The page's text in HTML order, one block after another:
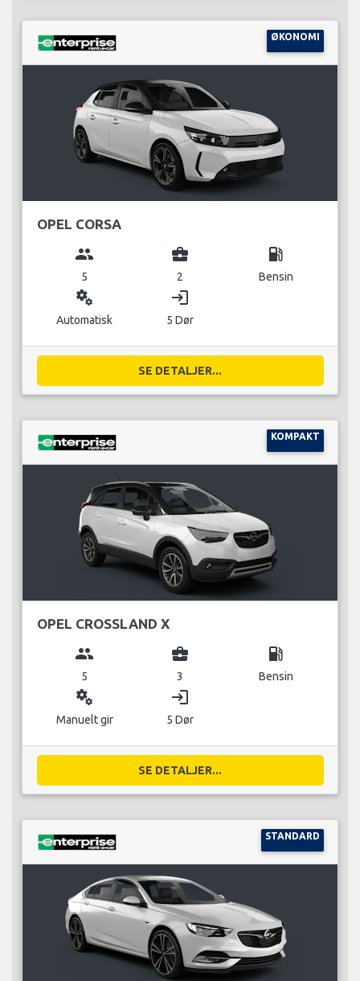
ØKONOMI
OPEL CORSA
group
5
business_center
2
local_gas_station
Bensin
miscellaneous_services
Automatisk
login
5 Dør
SE DETALJER...
KOMPAKT
OPEL CROSSLAND X
group
5
business_center
3
local_gas_station
Bensin
miscellaneous_services
Manuelt gir
login
5 Dør
SE DETALJER...
STANDARD